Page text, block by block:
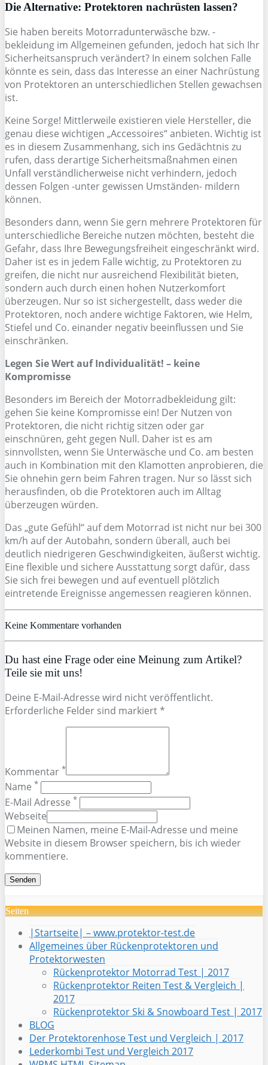
Die Alternative: Protektoren nachrüsten lassen?
Sie haben bereits Motorradunterwäsche bzw. -
bekleidung im Allgemeinen gefunden, jedoch hat sich Ihr
Sicherheitsanspruch verändert? In einem solchen Falle
könnte es sein, dass das Interesse an einer Nachrüstung
von Protektoren an unterschiedlichen Stellen gewachsen
ist.
Keine Sorge! Mittlerweile existieren viele Hersteller, die
genau diese wichtigen „Accessoires“ anbieten. Wichtig ist
es in diesem Zusammenhang, sich ins Gedächtnis zu
rufen, dass derartige Sicherheitsmaßnahmen einen
Unfall verständlicherweise nicht verhindern, jedoch
dessen Folgen -unter gewissen Umständen- mildern
können.
Besonders dann, wenn Sie gern mehrere Protektoren für
unterschiedliche Bereiche nutzen möchten, besteht die
Gefahr, dass Ihre Bewegungsfreiheit eingeschränkt wird.
Daher ist es in jedem Falle wichtig, zu Protektoren zu
greifen, die nicht nur ausreichend Flexibilität bieten,
sondern auch durch einen hohen Nutzerkomfort
überzeugen. Nur so ist sichergestellt, dass weder die
Protektoren, noch andere wichtige Faktoren, wie Helm,
Stiefel und Co. einander negativ beeinflussen und Sie
einschränken.
Legen Sie Wert auf Individualität! – keine
Kompromisse
Besonders im Bereich der Motorradbekleidung gilt:
gehen Sie keine Kompromisse ein! Der Nutzen von
Protektoren, die nicht richtig sitzen oder gar
einschnüren, geht gegen Null. Daher ist es am
sinnvollsten, wenn Sie Unterwäsche und Co. am besten
auch in Kombination mit den Klamotten anprobieren, die
Sie ohnehin gern beim Fahren tragen. Nur so lässt sich
herausfinden, ob die Protektoren auch im Alltag
überzeugen würden.
Das „gute Gefühl“ auf dem Motorrad ist nicht nur bei 300
km/h auf der Autobahn, sondern überall, auch bei
deutlich niedrigeren Geschwindigkeiten, äußerst wichtig.
Eine flexible und sichere Ausstattung sorgt dafür, dass
Sie sich frei bewegen und auf eventuell plötzlich
eintretende Ereignisse angemessen reagieren können.
Keine Kommentare vorhanden
Du hast eine Frage oder eine Meinung zum Artikel?
Teile sie mit uns!
Deine E-Mail-Adresse wird nicht veröffentlicht.
Erforderliche Felder sind markiert *
Kommentar *
Name *
E-Mail Adresse *
Webseite
Meinen Namen, meine E-Mail-Adresse und meine
Website in diesem Browser speichern, bis ich wieder
kommentiere.
Seiten
|Startseite| – www.protektor-test.de
Allgemeines über Rückenprotektoren und
Protektorwesten
Rückenprotektor Motorrad Test | 2017
Rückenprotektor Reiten Test & Vergleich |
2017
Rückenprotektor Ski & Snowboard Test | 2017
BLOG
Der Protektorenhose Test und Vergleich | 2017
Lederkombi Test und Vergleich 2017